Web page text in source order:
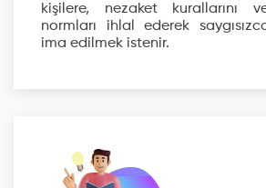
kişilere, nezaket kurallarını
normları ihlal ederek
ima edilmek istenir.